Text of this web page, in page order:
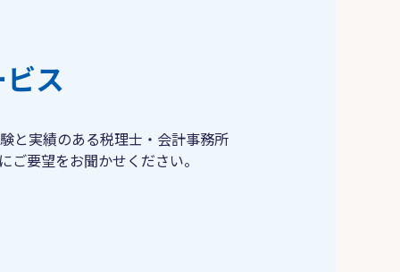
ス
と実績のある税理士・会計事務所
ご要望をお聞かせください。